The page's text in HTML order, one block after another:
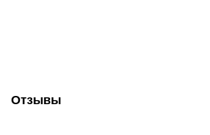
Отзывы